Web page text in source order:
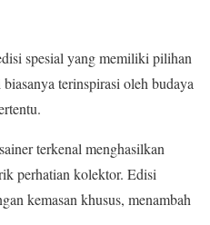
spesial yang memiliki pilihan
terinspirasi oleh budaya
terkenal menghasilkan
perhatian kolektor. Edisi
kemasan khusus, menambah